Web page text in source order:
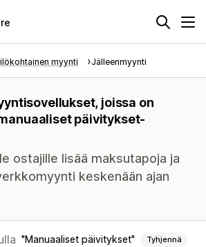
myynti Jälleenmyynti
joissa on
päivitykset-
ostajille lisää maksutapoja ja
keskenään ajan
Manuaaliset päivitykset Tyhjennä